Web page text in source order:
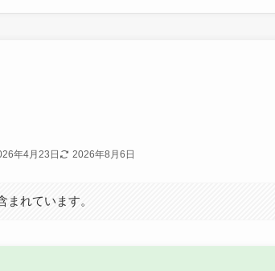
年4月23日 2026年8月6日
れています。